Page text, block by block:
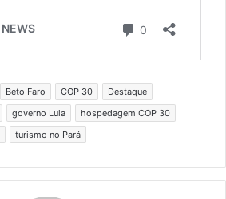
Beto Faro COP 30
Destaque
governo Lula
hospedagem COP 30
turismo no Pará